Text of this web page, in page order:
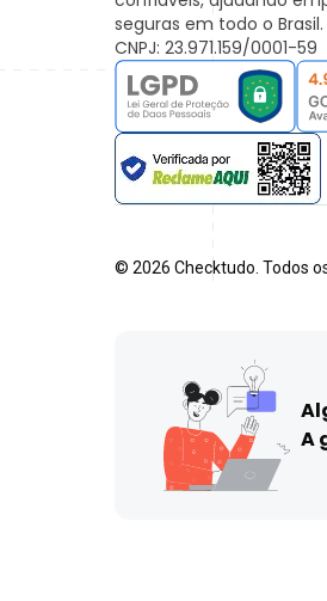
seguras em todo o Brasil.
CNPJ: 23.971.159/0001-59
© 2026 Checktudo. Todos
A